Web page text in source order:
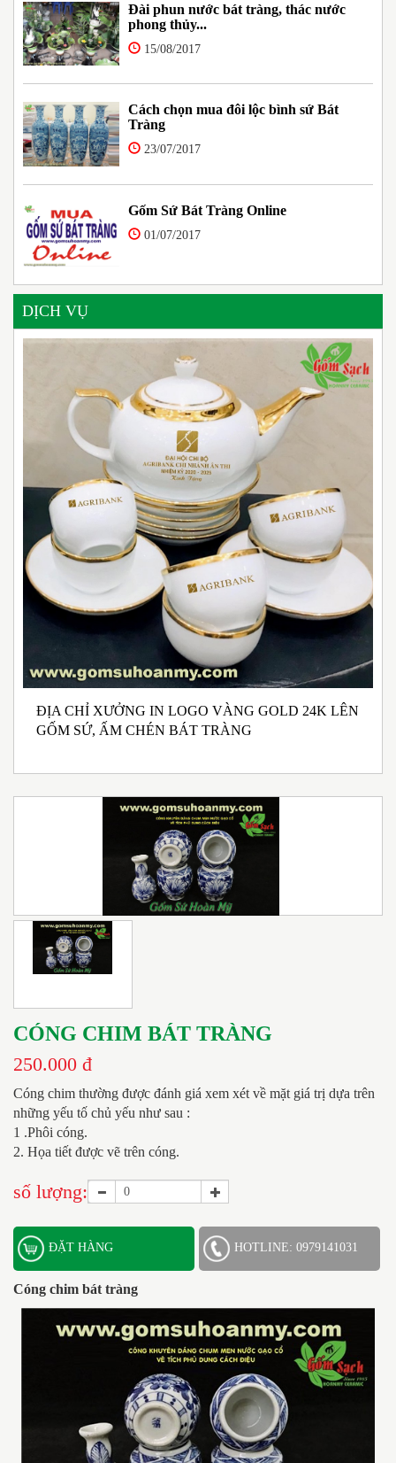
Đài phun nước bát tràng, thác nước
phong thủy...
15/08/2017
Cách chọn mua đôi lộc bình sứ Bát
Tràng
23/07/2017
Gốm Sứ Bát Tràng Online
01/07/2017
DỊCH VỤ
ĐỊA CHỈ XƯỞNG IN LOGO VÀNG GOLD 24K LÊN
GỐM SỨ, ẤM CHÉN BÁT TRÀNG
CÓNG CHIM BÁT TRÀNG
250.000 đ
Cóng chim thường được đánh giá xem xét về mặt giá trị dựa trên
những yếu tố chủ yếu như sau :
1 .Phôi cóng.
2. Họa tiết được vẽ trên cóng.
số lượng:
ĐẶT HÀNG HOTLINE: 0979141031
Cóng chim bát tràng